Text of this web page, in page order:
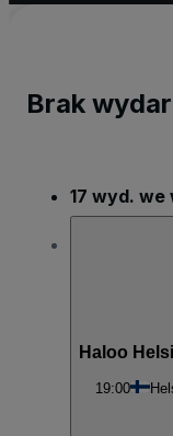
Brak
17 wyd.
Haloo
19:00